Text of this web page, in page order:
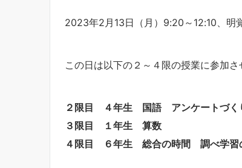
2023年2月13日（月）9:20～12:10、明
この日は以下の２～４限の授業に参加
２限目 ４年生 国語 アンケートづく
３限目 １年生 算数
４限目 ６年生 総合の時間 調べ学習